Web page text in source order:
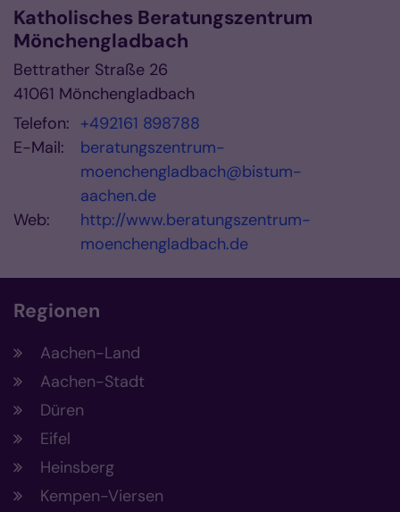
Katholisches Beratungszentrum
Mönchengladbach
Bettrather Straße 26
41061 Mönchengladbach
Telefon: +492161 898788
E-Mail:
beratungszentrum-
moenchengladbach@bistum-
aachen.de
Web:
http://www.beratungszentrum-
moenchengladbach.de
Regionen
Aachen-Land
Aachen-Stadt
Düren
Eifel
Heinsberg
Kempen-Viersen